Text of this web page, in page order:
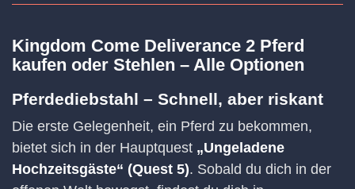
Kingdom Come Deliverance 2 Pferd
kaufen oder Stehlen – Alle Optionen
Pferdediebstahl – Schnell, aber riskant
Die erste Gelegenheit, ein Pferd zu bekommen,
bietet sich in der Hauptquest „Ungeladene
Hochzeitsgäste“ (Quest 5). Sobald du dich in der